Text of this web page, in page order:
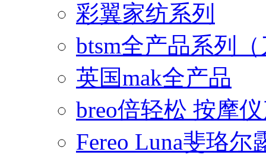
彩翼家纺系列
btsm全产品系列
英国mak全产品
breo倍轻松 按摩
Fereo Luna斐珞